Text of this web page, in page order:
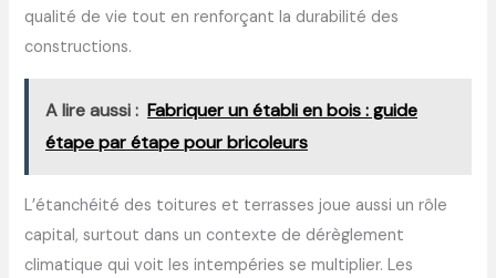
qualité de vie tout en renforçant la durabilité des
constructions.
A lire aussi : Fabriquer un établi en bois : guide
étape par étape pour bricoleurs
L’étanchéité des toitures et terrasses joue aussi un rôle
capital, surtout dans un contexte de dérèglement
climatique qui voit les intempéries se multiplier. Les